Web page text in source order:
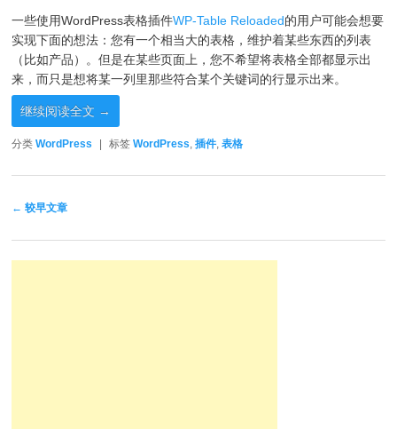
一些使用WordPress表格插件WP-Table Reloaded的用户可能会想要
实现下面的想法：您有一个相当大的表格，维护着某些东西的列表
（比如产品）。但是在某些页面上，您不希望将表格全部都显示出
来，而只是想将某一列里那些符合某个关键词的行显示出来。
继续阅读全文 →
分类 WordPress 标签 WordPress,插件,表格
文章导航
← 较早文章